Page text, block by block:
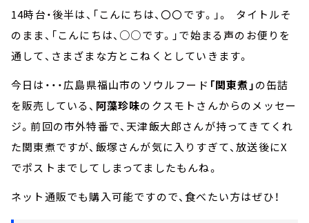
14時台・後半は、「こんにちは、〇〇です。」。 タイトルそ
のまま、「こんにちは、○○です。」で始まる声のお便りを
通して、さまざまな方とこねくとしていきます。
今日は・・・広島県福山市のソウルフード 「関東煮」の缶詰
を販売している、 阿藻珍味のクスモトさんからのメッセー
ジ。前回の市外特番で、天津飯大郎さんが持ってきてくれ
た関東煮ですが、飯塚さんが気に入りすぎて、放送後にX
でポストまでしてしまってましたもんね。
ネット通販でも購入可能ですので、食べたい方はぜひ！